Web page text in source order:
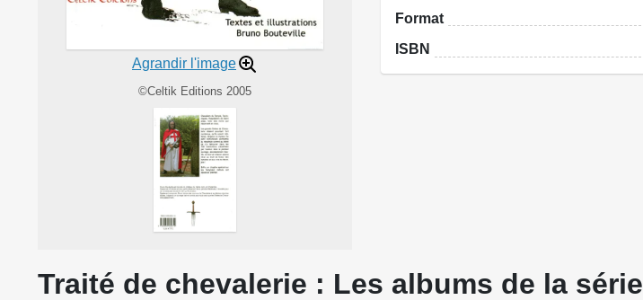
Agrandir l'image
©Celtik Editions 2005
Format
ISBN
Traité de chevalerie : Les albums de la série